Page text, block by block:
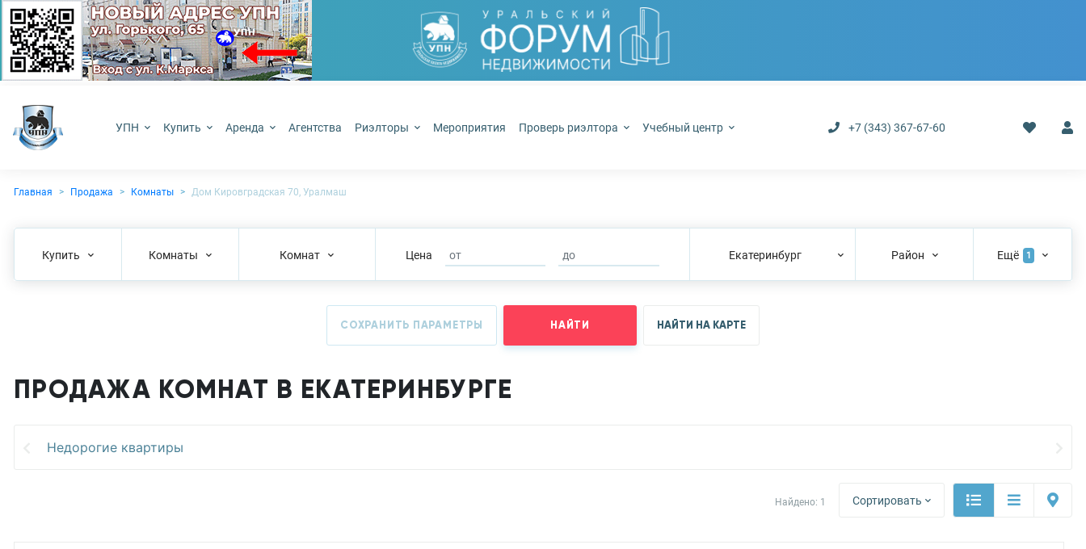
УПН Купить Аренда Агентства Риэлторы Мероприятия Проверь риэлтора Учебный центр +7 (343) 367-67-60
Главная Продажа Комнаты Дом Кировградская 70, Уралмаш
Купить Комнаты Комнат Цена Екатеринбург Район Ещё 1
СОХРАНИТЬ ПАРАМЕТРЫ НАЙТИ НАЙТИ НА КАРТЕ
ПРОДАЖА КОМНАТ В ЕКАТЕРИНБУРГЕ
Недорогие квартиры
Найдено: 1 Сортировать